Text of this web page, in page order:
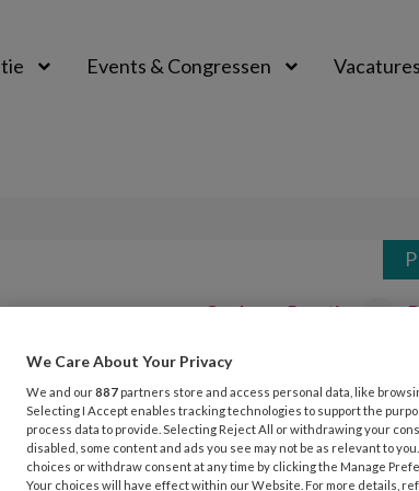
Events & Congressen Vacatures
Opslaan Reacties 0
van het boek Yoga voor peuters en
We Care About Your Privacy
We and our887 partners store and access personal data, like
Selecting I Accept enables tracking technologies to support the
process data to provide. Selecting Reject All or withdrawing your
disabled, some content and ads you see may not be as relevant to
choices or withdraw consent at any time by clicking the Manage
Your choices will have effect within our Website. For more details,